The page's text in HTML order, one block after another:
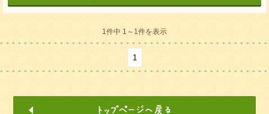
1件中 1～1件を表示
1